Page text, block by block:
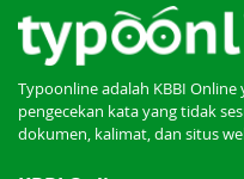
Typoonline adalah KBBI
pengecekan kata yang tidak
dokumen, kalimat, dan situs